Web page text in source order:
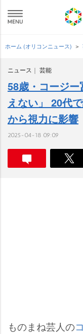
ホーム (オリコンニュース)
ニュース 芸能
58歳・コージ
えない」 20代
から視力に影響
2025-04-18 09:09
ものまね芸人の